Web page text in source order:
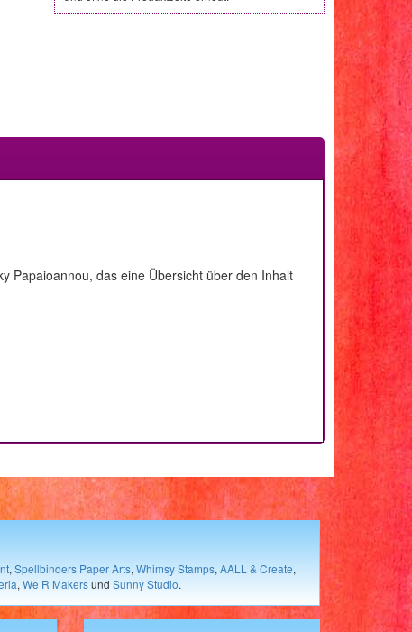
Papaioannou, das eine Übersicht über den Inhalt
, Spellbinders Paper Arts, Whimsy Stamps, AALL & Create,
, We R Makersund Sunny Studio.